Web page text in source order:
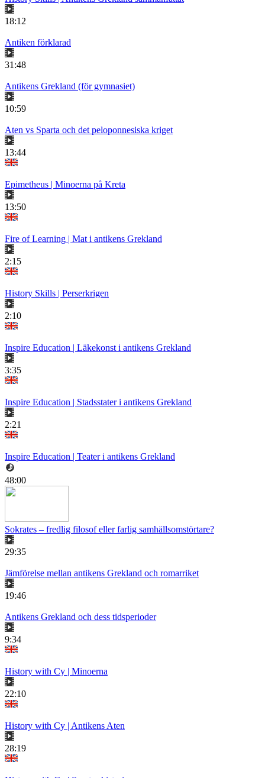
18:12
Antiken förklarad
31:48
Antikens Grekland (för gymnasiet)
10:59
Aten vs Sparta och det peloponnesiska kriget
13:44
Epimetheus | Minoerna på Kreta
13:50
Fire of Learning | Mat i antikens Grekland
2:15
History Skills | Perserkrigen
2:10
Inspire Education | Läkekonst i antikens Grekland
3:35
Inspire Education | Stadsstater i antikens Grekland
2:21
Inspire Education | Teater i antikens Grekland
48:00
Sokrates – fredlig filosof eller farlig samhällsomstörtare?
29:35
Jämförelse mellan antikens Grekland och romarriket
19:46
Antikens Grekland och dess tidsperioder
9:34
History with Cy | Minoerna
22:10
History with Cy | Antikens Aten
28:19